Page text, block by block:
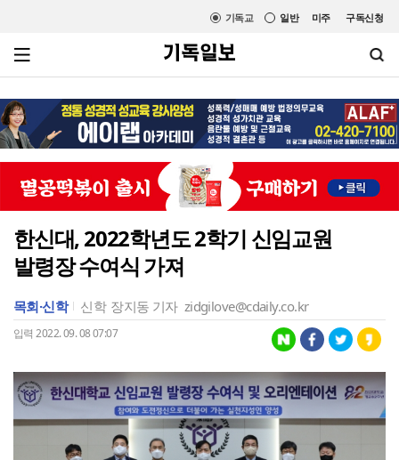
미주 구독신청
일반
기독교
한신대, 2022학년도 2학기 신임교원
발령장 수여식 가져
목회·신학 신학 장지동 기자 zidgilove@cdaily.co.kr
입력 2022. 09. 08 07:07